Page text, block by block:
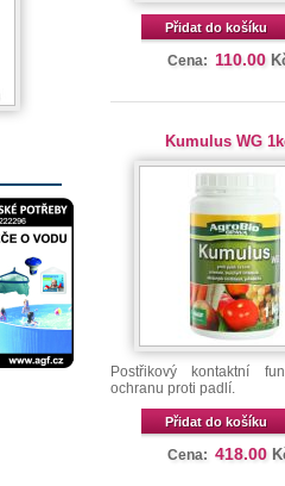
Přidat do košíku
Cena: 110.00
Kumulus WG
Postřikový kontaktní
ochranu proti padlí.
Přidat do košíku
Cena: 418.00